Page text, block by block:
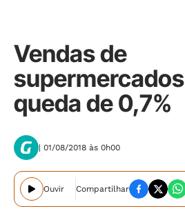
Vendas de
queda de 0,7%
| 01/08/2018 às 0h00
Ouvir Compartilhar